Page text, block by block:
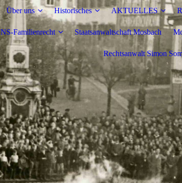
Über uns Historisches AKTUELLES
NS-Familienrecht Staatsanwaltschaft Mosbach
Rechtsanwalt Simon